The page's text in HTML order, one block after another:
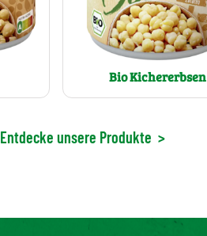
Bio Kichererbsen
Entdecke unsere Produkte >